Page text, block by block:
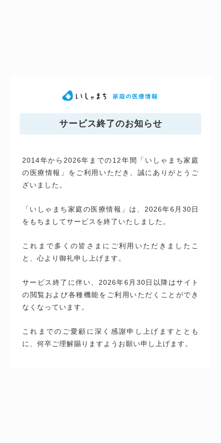
サービス終了のお知らせ
2014年から2026年までの12年間「いしゃまち家庭
の医療情報」をご利用いただき、誠にありがとうご
ざいました。
「いしゃまち家庭の医療情報」は、2026年6月30日
をもちましてサービスを終了いたしました。
これまで多くの皆さまにご利用いただきましたこ
と、心より御礼申し上げます。
サービス終了に伴い、2026年6月30日以降はサイト
の閲覧および各種機能をご利用いただくことができ
なくなっています。
これまでのご愛顧に深く感謝申し上げますととも
に、何卒ご理解賜りますようお願い申し上げます。